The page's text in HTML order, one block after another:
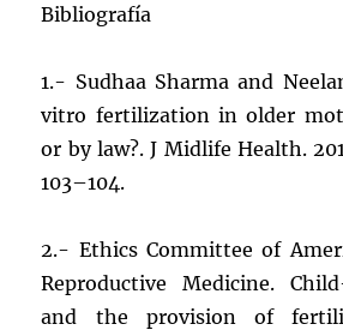
Bibliografía
1.- Sudhaa Sharma and
vitro fertilization in older
or by law?. J Midlife Health.
103–104.
2.- Ethics Committee of
Reproductive Medicine.
and the provision of